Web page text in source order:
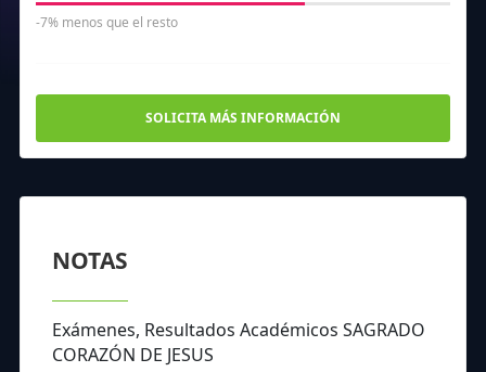
-7% menos que el resto
SOLICITA MÁS INFORMACIÓN
NOTAS
Exámenes, Resultados Académicos SAGRADO
CORAZÓN DE JESUS